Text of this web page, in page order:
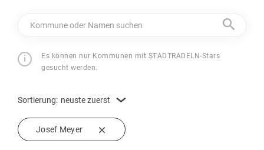
Kommune oder Namen suchen
Es können nur Kommunen mit STADTRADELN-Stars
gesucht werden.
Josef Meyer
Sortierung: neuste zuerst